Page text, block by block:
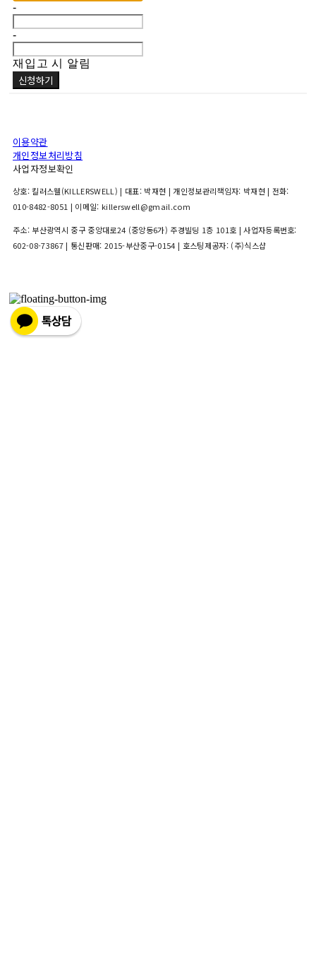
-
-
재입고 시 알림
신청하기
이용약관
개인정보처리방침
사업자정보확인
상호: 킬러스웰(KILLERSWELL) | 대표: 박재현 | 개인정보관리책임자: 박재현 | 전화:
010-8482-8051 | 이메일: killerswell@gmail.com
주소: 부산광역시 중구 중앙대로24 (중앙동6가) 주경빌딩 1층 101호 | 사업자등록번호:
602-08-73867| 통신판매: 2015-부산중구-0154 | 호스팅제공자: (주)식스샵